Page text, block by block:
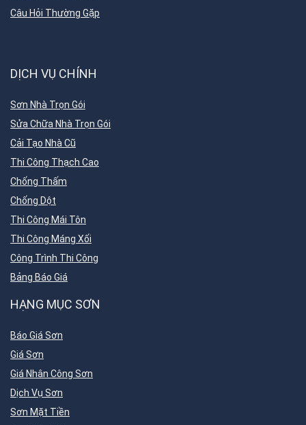
Câu Hỏi Thường Gặp
DỊCH VỤ CHÍNH
Sơn Nhà Trọn Gói
Sửa Chữa Nhà Trọn Gói
Cải Tạo Nhà Cũ
Thi Công Thạch Cao
Chống Thấm
Chống Dột
Thi Công Mái Tôn
Thi Công Máng Xối
Công Trình Thi Công
Bảng Báo Giá
HẠNG MỤC SƠN
Báo Giá Sơn
Giá Sơn
Giá Nhân Công Sơn
Dịch Vụ Sơn
Sơn Mặt Tiền